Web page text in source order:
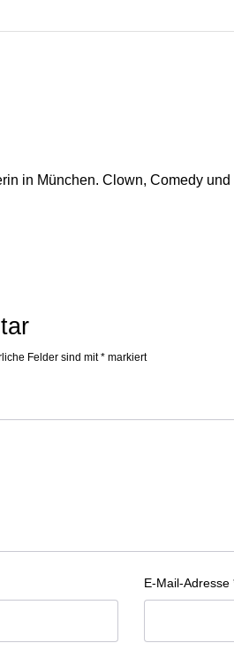
in München. Clown, Comedy
Felder sind mit* markiert
E-Mail-Adresse